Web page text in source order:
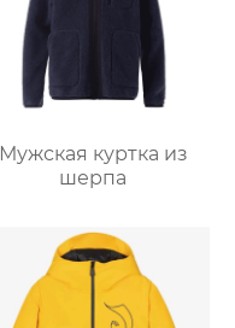
Мужская куртка из
шерпа